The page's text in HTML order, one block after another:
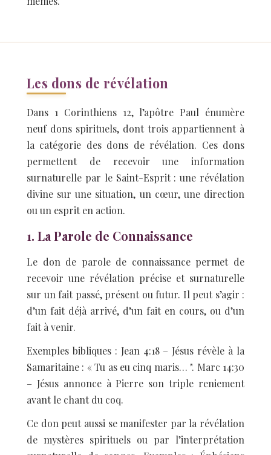
Les dons de révélation
Dans 1 Corinthiens 12, l’apôtre Paul énumère
neuf dons spirituels, dont trois appartiennent à
la catégorie des dons de révélation. Ces dons
permettent de recevoir une information
surnaturelle par le Saint-Esprit : une révélation
divine sur une situation, un cœur, une direction
ou un esprit en action.
1. La Parole de Connaissance
Le don de parole de connaissance permet de
recevoir une révélation précise et surnaturelle
sur un fait passé, présent ou futur. Il peut s’agir :
d’un fait déjà arrivé, d’un fait en cours, ou d’un
fait à venir.
Exemples bibliques : Jean 4:18 – Jésus révèle à la
Samaritaine : « Tu as eu cinq maris… ". Marc 14:30
– Jésus annonce à Pierre son triple reniement
avant le chant du coq.
Ce don peut aussi se manifester par la révélation
de mystères spirituels ou par l’interprétation